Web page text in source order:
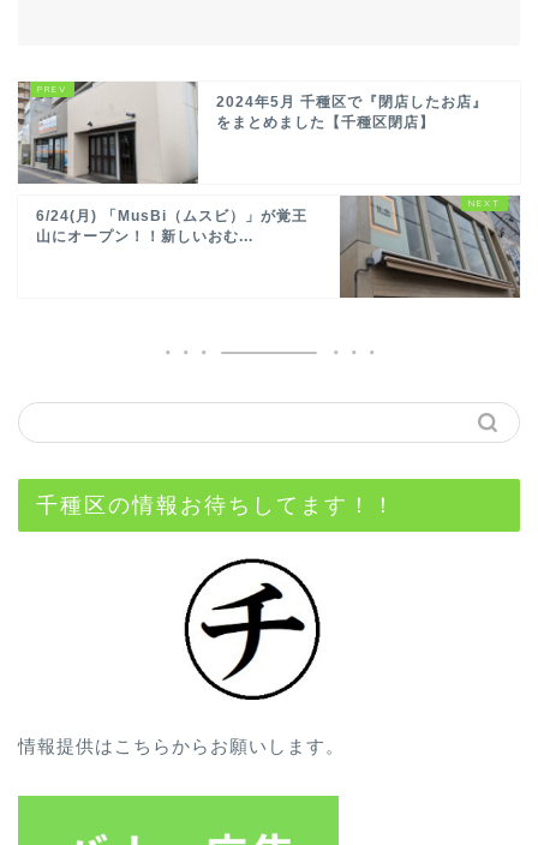
2024年5月 千種区で『閉店したお店』
をまとめました【千種区閉店】
6/24(月) 「MusBi（ムスビ）」が覚王
山にオープン！！新しいおむ...
千種区の情報お待ちしてます！！
情報提供はこちらからお願いします。